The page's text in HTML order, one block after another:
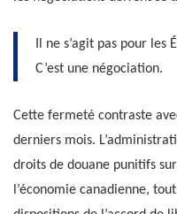
Il ne s’agit pas pour
C’est une négociation.
Cette fermeté contraste
derniers mois.
droits de douane punitifs
l’économie canadienne,